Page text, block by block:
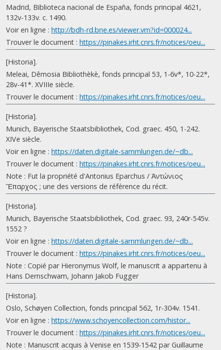
Madrid, Biblioteca nacional de España, fonds principal 4621,
132v-133v. c. 1490.
Voir en ligne : http://bdh-rd.bne.es/viewer.vm?id=000024...
Trouver le document : https://pinakes.irht.cnrs.fr/notices/oeu...
[Historia].
Meleai, Dêmosia Bibliothèkè, fonds principal 53, 1-6v*, 10-22*,
28v-41*. XVIIIe siècle.
Trouver le document : https://pinakes.irht.cnrs.fr/notices/oeu...
[Historia].
Munich, Bayerische Staatsbibliothek, Cod. graec. 450, 1-242.
XIVe siècle.
Voir en ligne : https://daten.digitale-sammlungen.de/~db...
Trouver le document : https://pinakes.irht.cnrs.fr/notices/oeu...
Note : Fut la propriété d'Antonius Eparchus / Ἀντώνιος
Ἔπαρχος ; une des versions de référence du récit.
[Historia].
Munich, Bayerische Staatsbibliothek, Cod. graec. 93, 240r-545v.
1552 ?
Voir en ligne : https://daten.digitale-sammlungen.de/~db...
Trouver le document : https://pinakes.irht.cnrs.fr/notices/oeu...
Note : Copié par Hieronymus Wolf, le manuscrit a appartenu à
Hans Dernschwam, Johann Jakob Fugger
[Historia].
Oslo, Schøyen Collection, fonds principal 562, 1r-304v. 1541.
Voir en ligne : https://www.schoyencollection.com/histor...
Trouver le document : https://pinakes.irht.cnrs.fr/notices/oeu...
Note : Manuscrit acquis à Venise en 1539-1542 par Guillaume